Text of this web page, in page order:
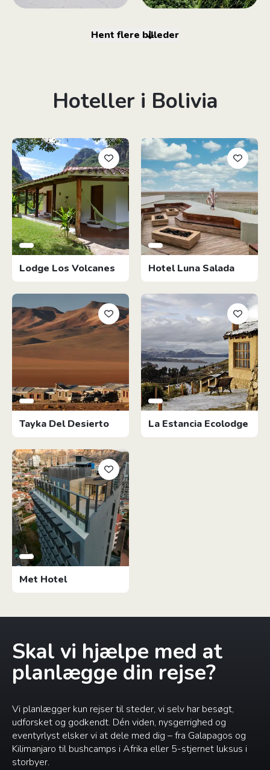
Hent flere billeder
Hoteller i Bolivia
Lodge Los Volcanes Hotel Luna Salada
Tayka Del Desierto La Estancia Ecolodge
Met Hotel
Skal vi hjælpe med at
planlægge din rejse?
Vi planlægger kun rejser til steder, vi selv har besøgt,
udforsket og godkendt. Dén viden, nysgerrighed og
eventyrlyst elsker vi at dele med dig – fra Galapagos og
Kilimanjaro til bushcamps i Afrika eller 5-stjernet luksus i
storbyer.